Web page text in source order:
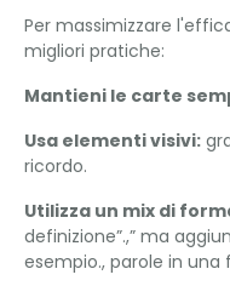
Per massimizzare
migliori pratiche:
Mantieni le carte
Usa elementi visivi:
ricordo.
Utilizza un mix di
definizione”.,” ma
esempio., parole in